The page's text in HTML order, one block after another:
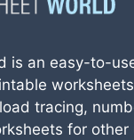
is an easy-to-
tracing,
for other